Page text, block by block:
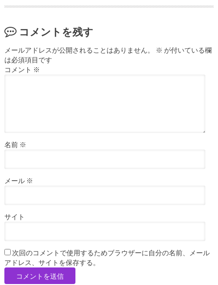
コメントを残す
メールアドレスが公開されることはありません。 ※ が付いている欄
は必須項目です
コメント ※
名前 ※
メール ※
サイト
次回のコメントで使用するためブラウザーに自分の名前、メール
アドレス、サイトを保存する。